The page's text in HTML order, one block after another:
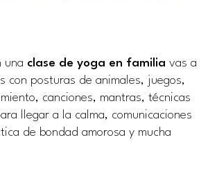
una clase de yoga en familia vas a
con posturas de animales, juegos,
canciones, mantras, técnicas
llegar a la calma, comunicaciones
de bondad amorosa y mucha